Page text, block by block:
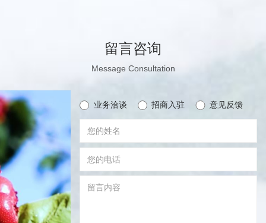
留言咨询
Message Consultation
业务洽谈 招商入驻 意见反馈